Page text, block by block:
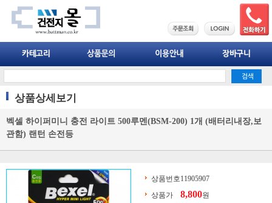
상품상세보기
벡셀 하이퍼미니 충전 라이트 500루멘(BSM-200) 1개 (배터리내장,보
관함) 랜턴 손전등
상품번호11905907
상품가
8,800원